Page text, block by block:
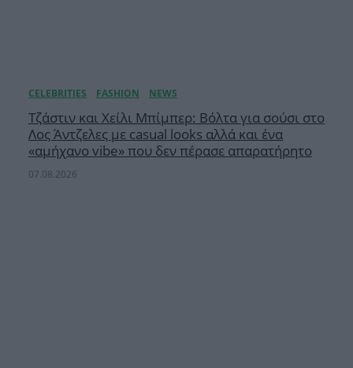
Τζάστιν και Χείλι Μπίμπερ: Βόλτα για σούσι στο
Λος Άντζελες με casual looks αλλά και ένα
«αμήχανο vibe» που δεν πέρασε απαρατήρητο
07.08.2026